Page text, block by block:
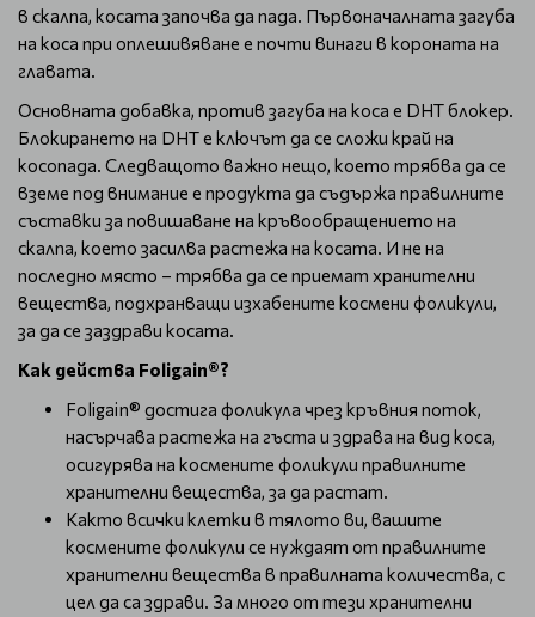
в скалпа, косата започва да пада. Първоначалната загуба
на коса при оплешивяване е почти винаги в короната на
главата.
Основната добавка, против загуба на коса е DHT блокер.
Блокирането на DHT е ключът да се сложи край на
косопада. Следващото важно нещо, което трябва да се
вземе под внимание е продукта да съдържа правилните
съставки за повишаване на кръвообращението на
скалпа, което засилва растежа на косата. И не на
последно място – трябва да се приемат хранителни
вещества, подхранващи изхабените космени фоликули,
за да се заздрави косата.
Как действа Foligain®?
Foligain® достига фоликула чрез кръвния поток,
насърчава растежа на гъста и здрава на вид коса,
осигурява на космените фоликули правилните
хранителни вещества, за да растат.
Както всички клетки в тялото ви, вашите
космените фоликули се нуждаят от правилните
хранителни вещества в правилната количества, с
цел да са здрави. За много от тези хранителни